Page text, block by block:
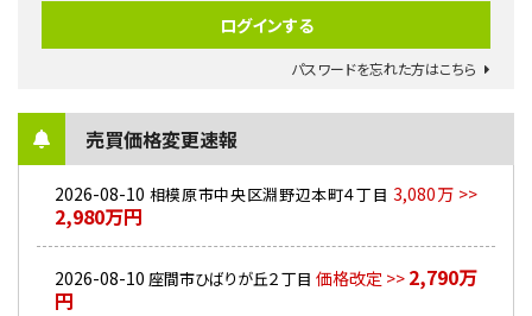
パスワードを忘れた方はこちら
売買価格変更速報
2026-08-10 相模原市中央区淵野辺本町４丁目 3,080万 >>
2,980万円
2026-08-10 座間市ひばりが丘２丁目 価格改定 >> 2,790万
円